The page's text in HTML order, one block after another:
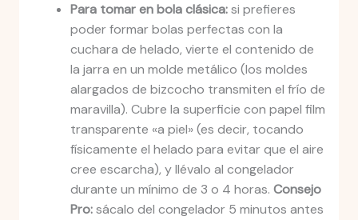
Para tomar en bola clásica:si prefieres
poder formar bolas perfectas con la
cuchara de helado, vierte el contenido de
la jarra en un molde metálico (los moldes
alargados de bizcocho transmiten el frío de
maravilla). Cubre la superficie con papel film
transparente «a piel» (es decir, tocando
físicamente el helado para evitar que el aire
cree escarcha), y llévalo al congelador
durante un mínimo de 3 o 4 horas. Consejo
Pro:sácalo del congelador 5 minutos antes